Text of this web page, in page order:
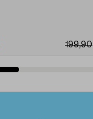
199,90